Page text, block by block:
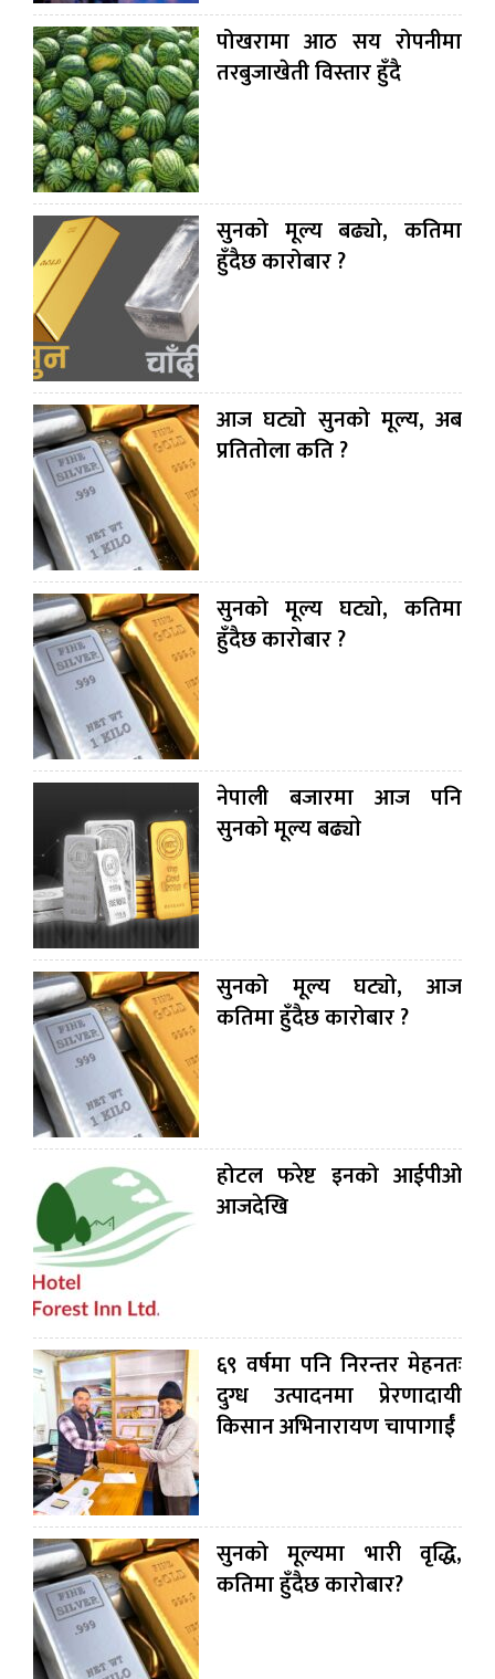
पोखरामा आठ सय रोपनीमा
तरबुजाखेती विस्तार हुँदै
सुनको मूल्य बढ्यो, कतिमा
हुँदैछ कारोबार ?
आज घट्यो सुनको मूल्य, अब
प्रतितोला कति ?
सुनको मूल्य घट्यो, कतिमा
हुँदैछ कारोबार ?
नेपाली बजारमा आज पनि
सुनको मूल्य बढ्याे
सुनको मूल्य घट्यो, आज
कतिमा हुँदैछ कारोबार ?
होटल फरेष्ट इनको आईपीओ
आजदेखि
६९ वर्षमा पनि निरन्तर मेहनतः
दुग्ध उत्पादनमा प्रेरणादायी
किसान अभिनारायण चापागाईं
सुनको मूल्यमा भारी वृद्धि,
कतिमा हुँदैछ कारोबार?